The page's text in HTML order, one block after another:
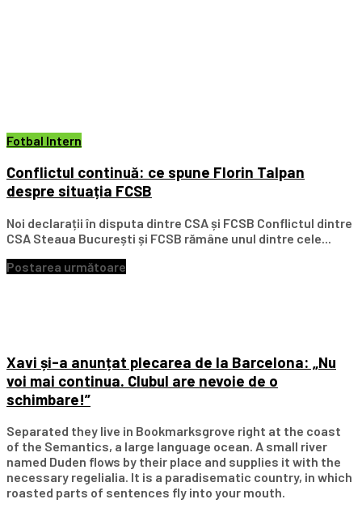
Fotbal Intern
Conflictul continuă: ce spune Florin Talpan
despre situația FCSB
Noi declarații în disputa dintre CSA și FCSB Conflictul dintre
CSA Steaua București și FCSB rămâne unul dintre cele...
Postarea următoare
Xavi și-a anunțat plecarea de la Barcelona: „Nu
voi mai continua. Clubul are nevoie de o
schimbare!”
Separated they live in Bookmarksgrove right at the coast
of the Semantics, a large language ocean. A small river
named Duden flows by their place and supplies it with the
necessary regelialia. It is a paradisematic country, in which
roasted parts of sentences fly into your mouth.